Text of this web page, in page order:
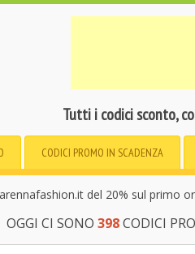
Tutti i codici sconto,
CODICI PROMO IN SCADENZA
del 20% sul primo
OGGI CI SONO 398CODICI